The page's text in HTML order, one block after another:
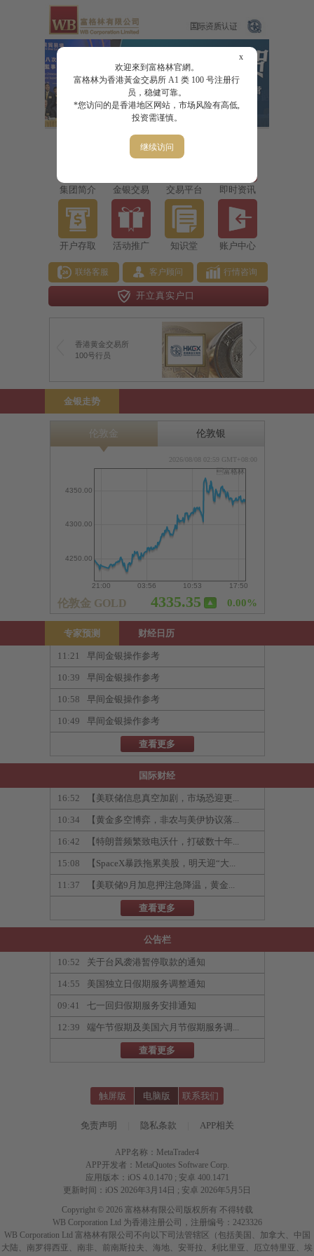
x
欢迎來到富格林官網。
富格林为香港黃金交易所 A1 类 100 号注册行
员，稳健可靠。
*您访问的是香港地区网站，市场风险有高低,
投资需谨慎。
继续访问
集团简介 金银交易 交易平台 即时资讯
开户存取 活动推广 知识堂 账户中心
联络客服 客户顾问 行情咨询
开立真实户口
香港黄金交易所
100号行员
金银走势
专家预测 财经日历
11:21 早间金银操作参考
10:39 早间金银操作参考
10:58 早间金银操作参考
10:49 早间金银操作参考
查看更多
国际财经
16:52 【美联储信息真空加剧，市场恐迎更...
10:34 【黄金多空博弈，非农与美伊协议落...
16:42 【特朗普频繁致电沃什，打破数十年...
15:08 【SpaceX暴跌拖累美股，明天迎“大...
11:37 【美联储9月加息押注急降温，黄金...
查看更多
公告栏
10:52 关于台风袭港暂停取款的通知
14:55 美国独立日假期服务调整通知
09:41 七一回归假期服务安排通知
12:39 端午节假期及美国六月节假期服务调...
查看更多
触屏版 电脑版 联系我们
免责声明 隐私条款 APP相关
APP名称：MetaTrader4
APP开发者：MetaQuotes Software Corp.
应用版本：iOS 4.0.1470 ; 安卓 400.1471
更新时间：iOS 2026年3月14日 ; 安卓 2026年5月5日
Copyright © 2026 富格林有限公司版权所有 不得转载
WB Corporation Ltd 为香港注册公司，注册编号：2423326
WB Corporation Ltd 富格林有限公司不向以下司法管辖区（包括美国、加拿大、中国
大陆、南罗得西亚、南非、前南斯拉夫、海地、安哥拉、利比里亚、厄立特里亚、埃